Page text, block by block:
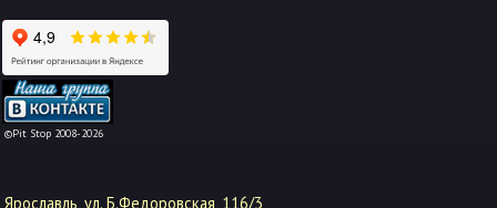
©Pit Stop 2008-2026
-->
Ярославль, ул. Б.Федоровская, 116/3